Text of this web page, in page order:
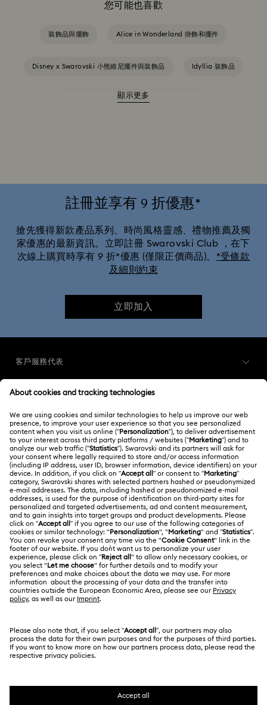
您可能也喜歡
裝飾品與擺飾 Alice in Wonderland 掛飾和擺件
Disney x Swarovski 小熊維尼擺件與裝飾品 Idyllia 裝飾品
MARVEL x Swarovski X-Men 擺件與裝飾品
史瑞克系列裝飾與擺件 星球大战小雕像
春夏季餐具與戶外餐桌佈置 環球影城禮品和掛飾
迪士尼掛飾 | 迪士尼擺件 迪士尼阿拉丁小雕像
顯示更多
註冊並享有 9 折優惠*
搶先獲得新款產品系列、時尚風格靈感、禮物推薦及獨
家優惠的最新資訊。立即註冊 Swarovski Club ，在下
次線上購買時享有 9 折*優惠 (僅限正價商品)。 *受條款
及細則約束
立即加入
客戶服務代表
客戶服務概述
訂購狀況
運送
退貨和換貨
聯絡我們
尺寸標示
搜尋各地店舖
會員
註冊
Swarovski Club
Swarovski Crystal Society (SCS)
關於我們
關於 Swarovski
工作與職業
Alumni Community
適用於專業人士
Swarovski Created Diamond *培育鑽石
Code of Conduct & Policies
法律條款
使用條款
條款和條件
私隱
Cookie 同意
版權
有關 REACH 的資訊
台灣地區
繁體中文
English
SWAROVSKI及天鵝標誌是Swarovski AG的註冊商標。